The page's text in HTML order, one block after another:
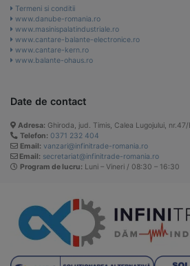
Termeni si conditii
www.danube-romania.ro
www.masinispalatindustriale.ro
www.cantare-balante-electronice.ro
www.cantare-kern.ro
www.balante-ohaus.ro
Date de contact
Adresa: Ghiroda, jud. Timis, Calea Lugojului,
Telefon: 0371 232 404
Email: vanzari@infinitrade-romania.ro
Email: secretariat@infinitrade-romania.ro
Program de lucru: Luni – Vineri / 08:30 – 16:30